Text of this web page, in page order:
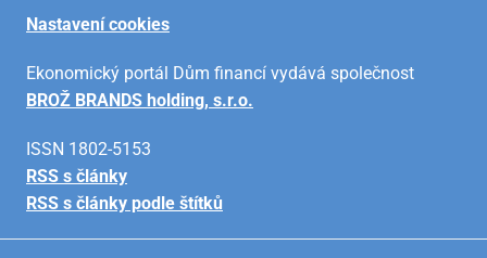
Nastavení cookies
Ekonomický portál Dům financí vydává společnost
BROŽ BRANDS holding, s.r.o.
ISSN 1802-5153
RSS s články
RSS s články podle štítků